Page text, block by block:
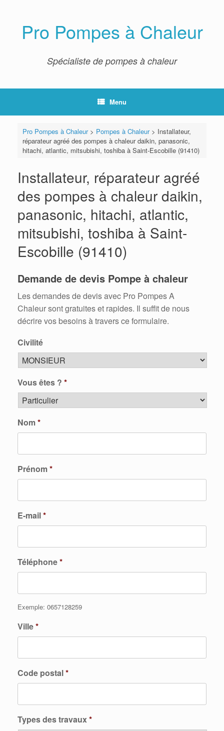
Pro Pompes à Chaleur
Spécialiste de pompes à chaleur
Menu
Pro Pompes à Chaleur> Pompes à Chaleur> Installateur,
réparateur agréé des pompes à chaleur daikin, panasonic,
hitachi, atlantic, mitsubishi, toshiba à Saint-Escobille (91410)
Installateur, réparateur agréé
des pompes à chaleur daikin,
panasonic, hitachi, atlantic,
mitsubishi, toshiba à Saint-
Escobille (91410)
Demande de devis Pompe à chaleur
Les demandes de devis avec Pro Pompes A
Chaleur sont gratuites et rapides. Il suffit de nous
décrire vos besoins à travers ce formulaire.
Civilité
Vous êtes ? *
Nom*
Prénom*
E-mail*
Téléphone*
Exemple: 0657128259
Ville*
Code postal*
Types des travaux*